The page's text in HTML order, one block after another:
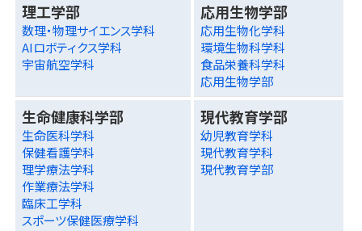
理工学部
数理・物理サイエンス学科
AIロボティクス学科
宇宙航空学科
応用生物学部
応用生物化学科
環境生物科学科
食品栄養科学科
応用生物学部
生命健康科学部
生命医科学科
保健看護学科
理学療法学科
作業療法学科
臨床工学科
スポーツ保健医療学科
現代教育学部
幼児教育学科
現代教育学科
現代教育学部